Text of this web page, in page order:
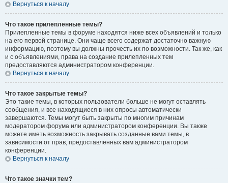
Вернуться к началу
Что такое прилепленные темы?
Прилепленные темы в форуме находятся ниже всех объявлений и только
на его первой странице. Они чаще всего содержат достаточно важную
информацию, поэтому вы должны прочесть их по возможности. Так же, как
и с объявлениями, права на создание прилепленных тем
предоставляются администратором конференции.
Вернуться к началу
Что такое закрытые темы?
Это такие темы, в которых пользователи больше не могут оставлять
сообщения, и все находящиеся в них опросы автоматически
завершаются. Темы могут быть закрыты по многим причинам
модератором форума или администратором конференции. Вы также
можете иметь возможность закрывать созданные вами темы, в
зависимости от прав, предоставленных вам администратором
конференции.
Вернуться к началу
Что такое значки тем?